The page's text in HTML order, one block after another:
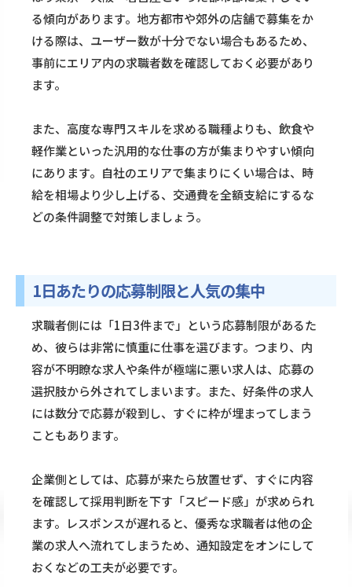
る傾向があります。地方都市や郊外の店舗で募集をか
ける際は、ユーザー数が十分でない場合もあるため、
事前にエリア内の求職者数を確認しておく必要があり
ます。
また、高度な専門スキルを求める職種よりも、飲食や
軽作業といった汎用的な仕事の方が集まりやすい傾向
にあります。自社のエリアで集まりにくい場合は、時
給を相場より少し上げる、交通費を全額支給にするな
どの条件調整で対策しましょう。
1日あたりの応募制限と人気の集中
求職者側には「1日3件まで」という応募制限があるた
め、彼らは非常に慎重に仕事を選びます。つまり、内
容が不明瞭な求人や条件が極端に悪い求人は、応募の
選択肢から外されてしまいます。また、好条件の求人
には数分で応募が殺到し、すぐに枠が埋まってしまう
こともあります。
企業側としては、応募が来たら放置せず、すぐに内容
を確認して採用判断を下す「スピード感」が求められ
ます。レスポンスが遅れると、優秀な求職者は他の企
業の求人へ流れてしまうため、通知設定をオンにして
おくなどの工夫が必要です。